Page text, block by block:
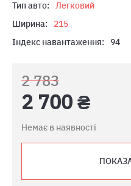
Тип авто: Легковий
Ширина:
215
Індекс навантаження:
94
2 783
2 700 ₴
Немає в наявності